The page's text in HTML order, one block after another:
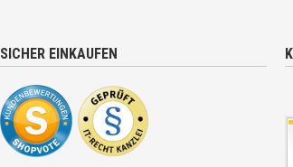
SICHER EINKAUFEN